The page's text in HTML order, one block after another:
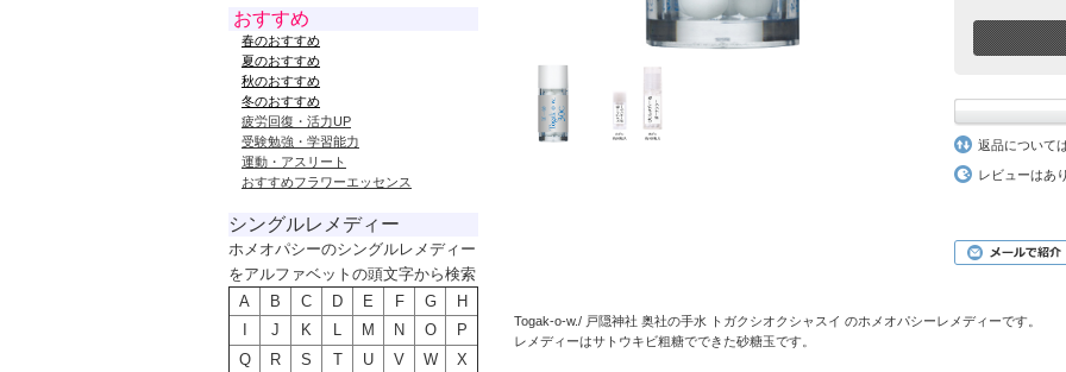
返品について
レビューはあ
Togak-o-w./ 戸隠神社 奥社の手水 トガクシオクシャスイ のホメオパシーレメディーです。
レメディーはサトウキビ粗糖でできた砂糖玉です。
おすすめ
春のおすすめ
夏のおすすめ
秋のおすすめ
冬のおすすめ
疲労回復・活力UP
受験勉強・学習能力
運動・アスリート
おすすめフラワーエッセンス
シングルレメディー
ホメオパシーのシングルレメディー
をアルファベットの頭文字から検索
A
B C D E F G
H
J K L M N O
P
Q
R S T U V W
X